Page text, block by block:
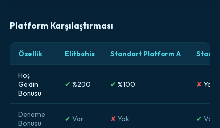
Platform Karşılaştırması
Özellik Elitbahis Standart Platform A
Hoş
Geldin
Bonusu
✔ %200 ✔ %100 ✘ Yok
Deneme
Bonusu
✔ Var ✘ Yok ✔ Var